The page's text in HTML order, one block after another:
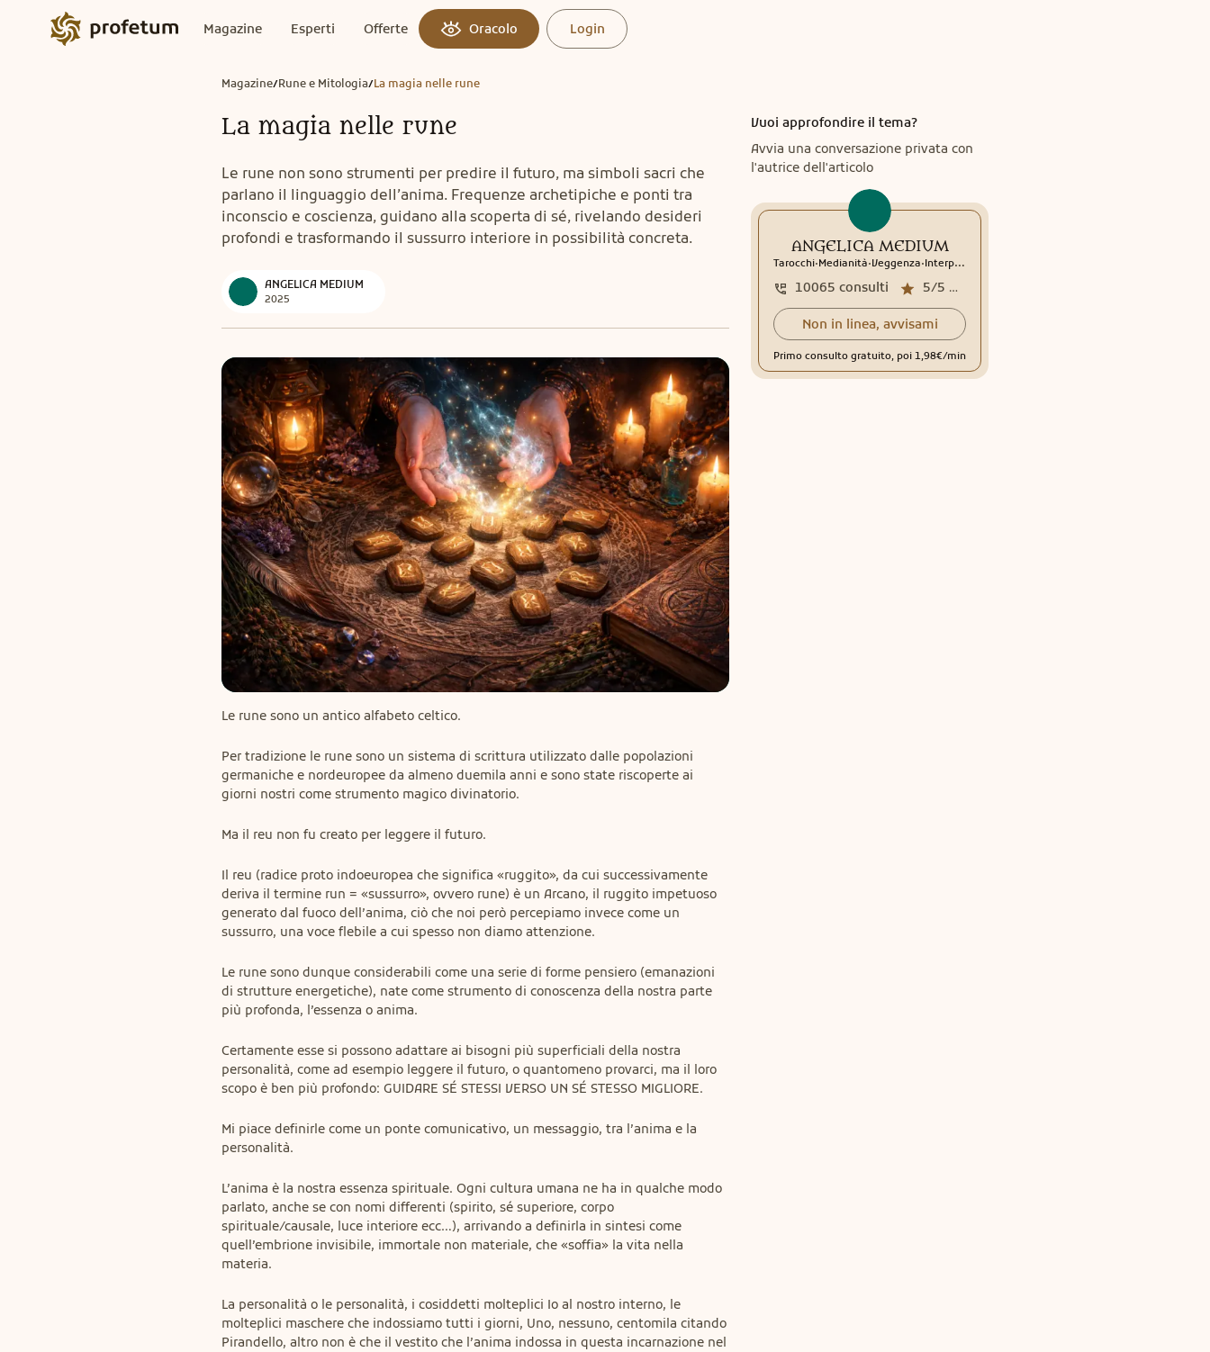
Magazine Esperti Offerte Oracolo Login
Magazine/Rune e Mitologia/La magia nelle rune
La magia nelle rune
Le rune non sono strumenti per predire il futuro, ma simboli sacri che
parlano il linguaggio dell’anima. Frequenze archetipiche e ponti tra
inconscio e coscienza, guidano alla scoperta di sé, rivelando desideri
profondi e trasformando il sussurro interiore in possibilità concreta.
ANGELICA MEDIUM
2025
Le rune sono un antico alfabeto celtico.
Per tradizione le rune sono un sistema di scrittura utilizzato dalle popolazioni
germaniche e nordeuropee da almeno duemila anni e sono state riscoperte ai
giorni nostri come strumento magico divinatorio.
Ma il reu non fu creato per leggere il futuro.
Il reu (radice proto indoeuropea che significa «ruggito», da cui successivamente
deriva il termine run = «sussurro», ovvero rune) è un Arcano, il ruggito impetuoso
generato dal fuoco dell’anima, ciò che noi però percepiamo invece come un
sussurro, una voce flebile a cui spesso non diamo attenzione.
Le rune sono dunque considerabili come una serie di forme pensiero (emanazioni
di strutture energetiche), nate come strumento di conoscenza della nostra parte
più profonda, l’essenza o anima.
Certamente esse si possono adattare ai bisogni più superficiali della nostra
personalità, come ad esempio leggere il futuro, o quantomeno provarci, ma il loro
scopo è ben più profondo: GUIDARE SÉ STESSI VERSO UN SÉ STESSO MIGLIORE.
Mi piace definirle come un ponte comunicativo, un messaggio, tra l’anima e la
personalità.
L’anima è la nostra essenza spirituale. Ogni cultura umana ne ha in qualche modo
parlato, anche se con nomi differenti (spirito, sé superiore, corpo
spirituale/causale, luce interiore ecc…), arrivando a definirla in sintesi come
quell’embrione invisibile, immortale non materiale, che «soffia» la vita nella
materia.
La personalità o le personalità, i cosiddetti molteplici Io al nostro interno, le
molteplici maschere che indossiamo tutti i giorni, Uno, nessuno, centomila citando
Pirandello, altro non è che il vestito che l’anima indossa in questa incarnazione nel
Vuoi approfondire il tema?
Avvia una conversazione privata con
l'autrice dell'articolo
ANGELICA MEDIUM
Tarocchi.Medianità.Veggenza.Interpretazione sogni
5/5 media recensioni
10065 consulti
Non in linea, avvisami
Primo consulto gratuito, poi 1,98€/min